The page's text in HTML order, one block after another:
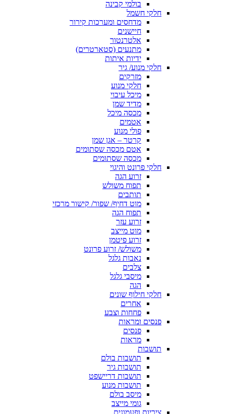
בולמי קבינה
חלקי חשמל
מדחסים ומערכות קירור
חיישנים
אלטרנטור
מתנעים (סטארטרים)
ידיות איתות
חלקי מנוע/ גיר
מזרקים
חלקי מנוע
מיכל עיבוי
מדיד שמן
מכסה מיכל
אטמים
פולי מנוע
קרטר – אגן שמן
אטם מכסה שסתומים
מכסה שסתומים
חלקי פרונט והיגוי
זרוע הגה
תפוח משולש
תותבים
מוט דחיף/ שפור/ קישור מרכזי
תפוח הגה
זרוע עזר
מוט מייצב
זרוע פיטמן
משולש/ זרוע פרונט
נאבות גלגל
צלבים
מיסבי גלגל
הגה
חלקי חילוף שונים
אחרים
פחחות וצבע
פנסים ומראות
פנסים
מראות
תושבות
תושבות בולם
תושבות גיר
תושבות דריישפט
תושבות מנוע
מיסב בולם
גומי מייצב
ציריות ופעמונים